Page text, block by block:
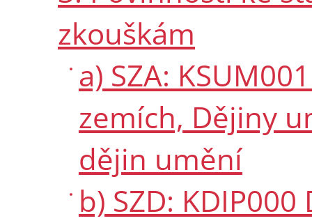
zkouškám
a) SZA:
zemích, Dějiny
dějin umění
b) SZD: